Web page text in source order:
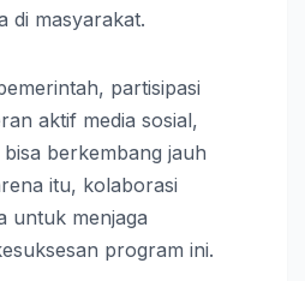
di masyarakat.
partisipasi
aktif media sosial,
berkembang jauh
itu, kolaborasi
untuk menjaga
program ini.